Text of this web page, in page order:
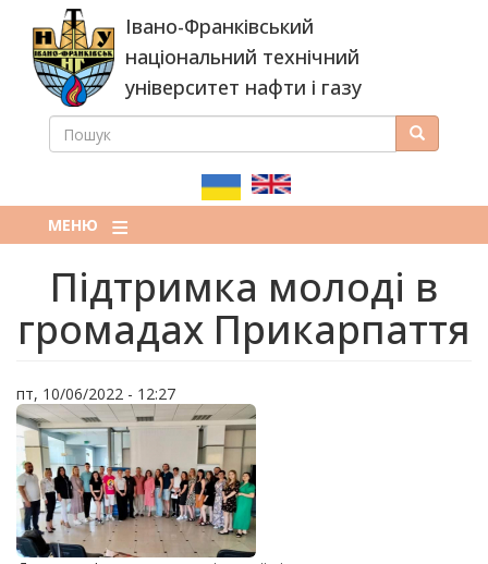
основного
вмісту
Івано-Франківський
національний технічний
університет нафти і газу
ПОШУКОВА
ПОШУК Пошук
МЕНЮ
Підтримка молоді в
громадах Прикарпаття
пт, 10/06/2022 - 12:27